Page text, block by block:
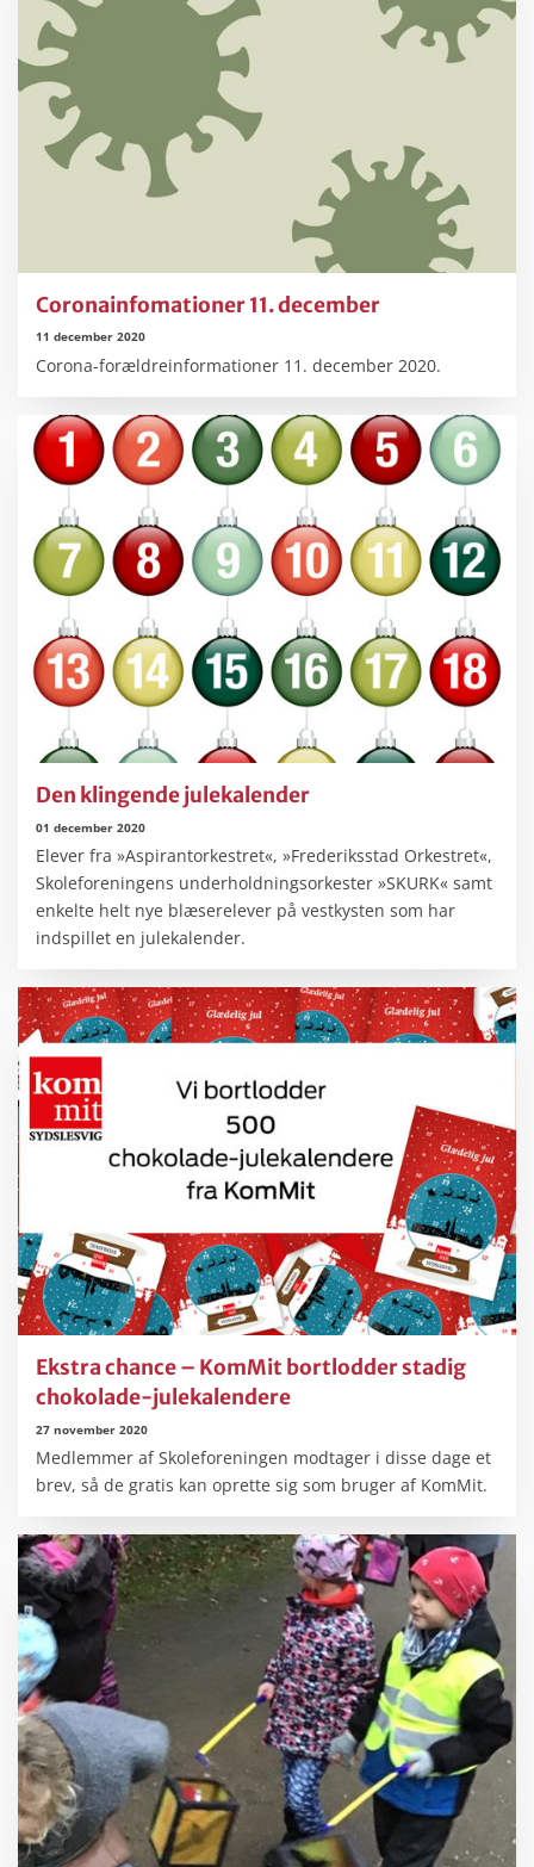
Coronainfomationer 11. december
11 december 2020
Corona-forældreinformationer 11. december 2020.
Den klingende julekalender
01 december 2020
Elever fra »Aspirantorkestret«, »Frederiksstad Orkestret«,
Skoleforeningens underholdningsorkester »SKURK« samt
enkelte helt nye blæserelever på vestkysten som har
indspillet en julekalender.
Ekstra chance – KomMit bortlodder stadig
chokolade-julekalendere
27 november 2020
Medlemmer af Skoleforeningen modtager i disse dage et
brev, så de gratis kan oprette sig som bruger af KomMit.